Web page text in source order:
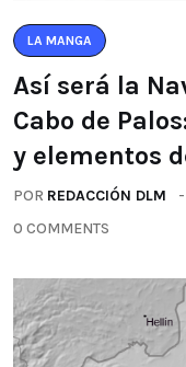
LA MANGA
Así será la
Cabo de
y elementos
POR REDACCIÓN DLM
0 COMMENTS